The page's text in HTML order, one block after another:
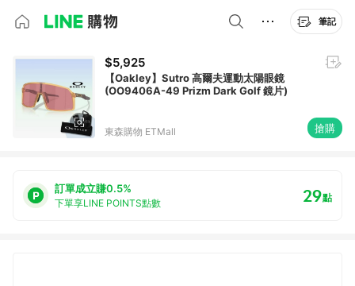
筆記
$5,925
【Oakley】Sutro 高爾夫運動太陽眼鏡
(OO9406A-49 Prizm Dark Golf 鏡片)
東森購物 ETMall 搶購
訂單成立賺0.5%
下單享LINE POINTS點數 29點